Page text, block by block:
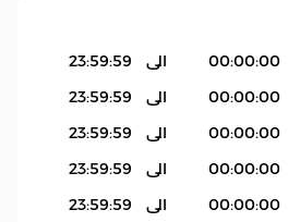
00:00:00 الى
23:59:59
00:00:00 الى
23:59:59
00:00:00 الى
23:59:59
00:00:00 الى
23:59:59
00:00:00 الى
23:59:59